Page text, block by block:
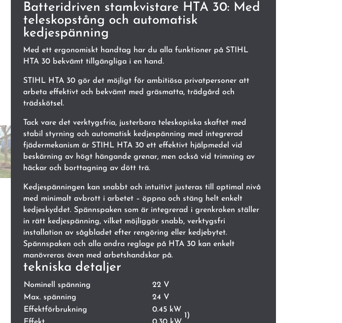
Batteridriven stamkvistare HTA 30: Med
teleskopstång och automatisk
kedjespänning
Med ett ergonomiskt handtag har du alla funktioner på STIHL
HTA 30 bekvämt tillgängliga i en hand.
STIHL HTA 30 gör det möjligt för ambitiösa privatpersoner att
arbeta effektivt och bekvämt med gräsmatta, trädgård och
trädskötsel.
Tack vare det verktygsfria, justerbara teleskopiska skaftet med
stabil styrning och automatisk kedjespänning med integrerad
fjädermekanism är STIHL HTA 30 ett effektivt hjälpmedel vid
beskärning av högt hängande grenar, men också vid trimning av
häckar och borttagning av dött trä.
Kedjespänningen kan snabbt och intuitivt justeras till optimal nivå
med minimalt avbrott i arbetet – öppna och stäng helt enkelt
kedjeskyddet. Spännspaken som är integrerad i grenkroken ställer
in rätt kedjespänning, vilket möjliggör snabb, verktygsfri
installation av sågbladet efter rengöring eller kedjebytet.
Spännspaken och alla andra reglage på HTA 30 kan enkelt
manövreras även med arbetshandskar på.
tekniska detaljer
Nominell spänning
22 V
Max. spänning
24 V
Effektförbrukning
0.45 kW
1)